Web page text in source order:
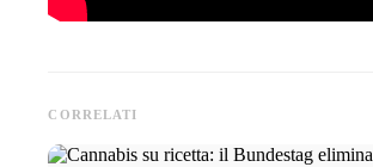
CORRELATI